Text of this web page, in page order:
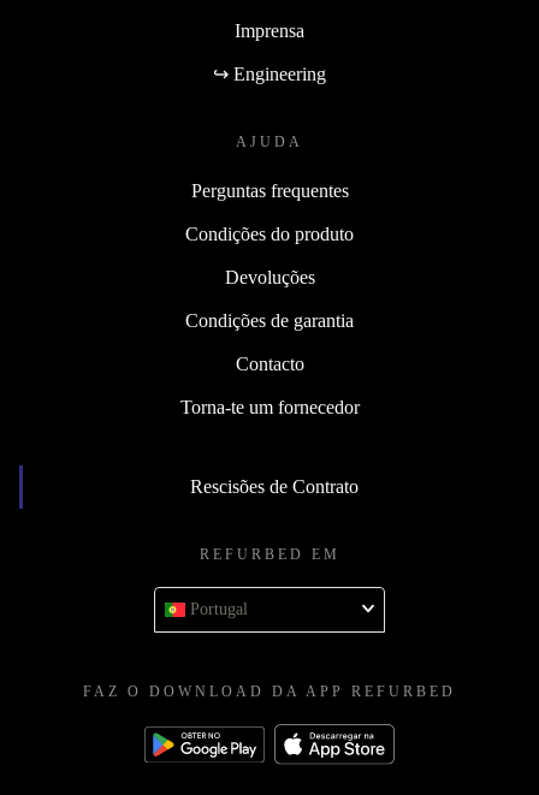
Imprensa
↪ Engineering
AJUDA
Perguntas frequentes
Condições do produto
Devoluções
Condições de garantia
Contacto
Torna-te um fornecedor
Rescisões de Contrato
REFURBED EM
Portugal
FAZ O DOWNLOAD DA APP REFURBED